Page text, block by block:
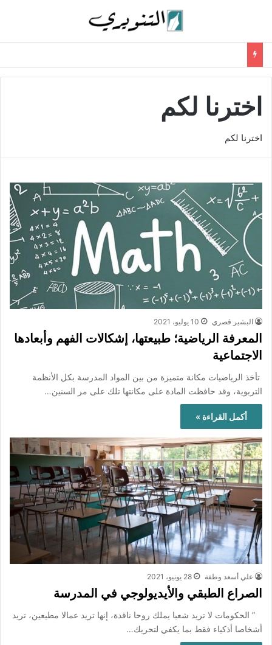
اخترنا لكم
اخترنا لكم
البشير قصري 10 يوليو، 2021
المعرفة الرياضية؛ طبيعتها، إشكالات الفهم وأبعادها
الاجتماعية
تأخذ الرياضيات مكانة متميزة من بين المواد المدرسة بكل الأنظمة
التربوية، وقد حافظت المادة على مكانتها تلك على مر السنين…
أكمل القراءة »
علي أسعد وطفة 28 يونيو، 2021
الصراع الطبقي والأيديولوجي في المدرسة
” الحكومات لا تريد شعبا يملك روحا ناقدة، إنها تريد عمالا مطيعين، تريد
أشخاصا أذكياء فقط بما يكفي لتحريك…